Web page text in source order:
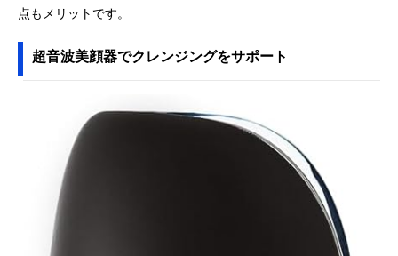
点もメリットです。
超音波美顔器でクレンジングをサポート